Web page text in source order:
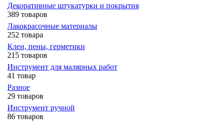
Декоративные штукатурки и покрытия
389 товаров
Лакокрасочные материалы
252 товара
Клеи, пены, герметики
215 товаров
Инструмент для малярных работ
41 товар
Разное
29 товаров
Инструмент ручной
86 товаров